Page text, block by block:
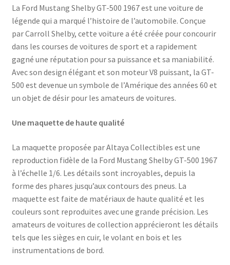
La Ford Mustang Shelby GT-500 1967 est une voiture de
légende qui a marqué l’histoire de l’automobile. Conçue
par Carroll Shelby, cette voiture a été créée pour concourir
dans les courses de voitures de sport et a rapidement
gagné une réputation pour sa puissance et sa maniabilité.
Avec son design élégant et son moteur V8 puissant, la GT-
500 est devenue un symbole de l’Amérique des années 60 et
un objet de désir pour les amateurs de voitures.
Une maquette de haute qualité
La maquette proposée par Altaya Collectibles est une
reproduction fidèle de la Ford Mustang Shelby GT-500 1967
à l’échelle 1/6. Les détails sont incroyables, depuis la
forme des phares jusqu’aux contours des pneus. La
maquette est faite de matériaux de haute qualité et les
couleurs sont reproduites avec une grande précision. Les
amateurs de voitures de collection apprécieront les détails
tels que les sièges en cuir, le volant en bois et les
instrumentations de bord.